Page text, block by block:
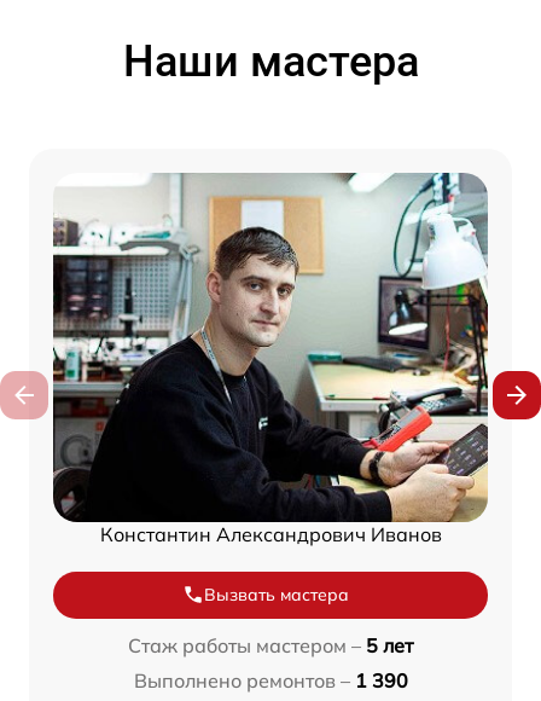
Наши мастера
Константин Александрович Иванов
Вызвать мастера
Стаж работы мастером – 5 лет
Выполнено ремонтов – 1 390